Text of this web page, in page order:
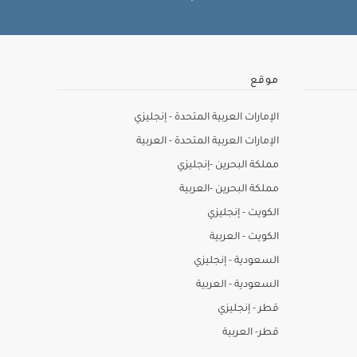
موقع
الإمارات العربية المتحدة - إنجليزي
الإمارات العربية المتحدة - العربية
مملكة البحرين -إنجليزي
مملكة البحرين -العربية
الكويت - إنجليزي
الكويت - العربية
السعودية - إنجليزي
السعودية - العربية
قطر - إنجليزي
قطر- العربية